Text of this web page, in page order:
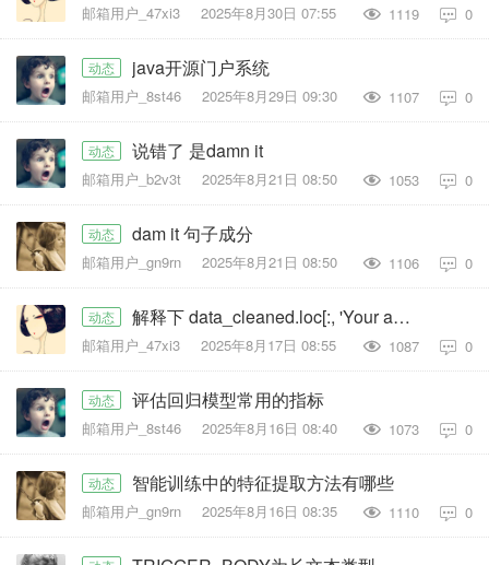
邮箱用户_47xi3 2025年8月30日 07:55  1119 0
动态 java开源门户系统
邮箱用户_8st46 2025年8月29日 09:30  1107 0
动态 说错了 是damn it
邮箱用户_b2v3t 2025年8月21日 08:50  1053 0
动态 dam it 句子成分
邮箱用户_gn9rn 2025年8月21日 08:50  1106 0
动态 解释下 data_cleaned.loc[:, 'Your age'] = pd.to_numeric(data_cle
邮箱用户_47xi3 2025年8月17日 08:55  1087 0
动态 评估回归模型常用的指标
邮箱用户_8st46 2025年8月16日 08:40  1073 0
动态 智能训练中的特征提取方法有哪些
邮箱用户_gn9rn 2025年8月16日 08:35  1110 0